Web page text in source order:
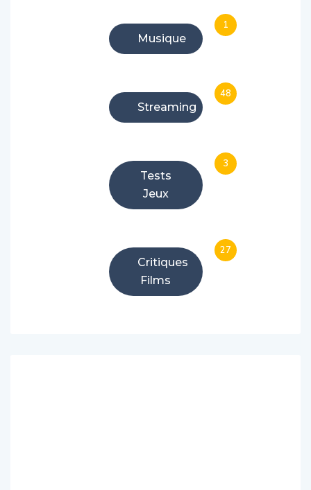
Musique
1
Streaming
48
Tests
Jeux
3
Critiques
Films
27